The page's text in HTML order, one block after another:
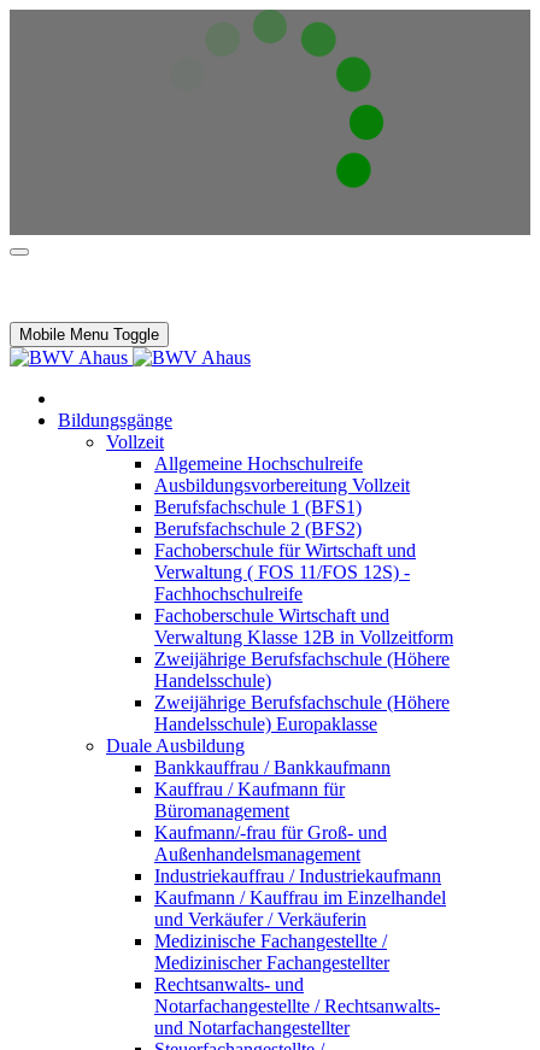
Mobile Menu Toggle
Bildungsgänge
Vollzeit
Allgemeine Hochschulreife
Ausbildungsvorbereitung Vollzeit
Berufsfachschule 1 (BFS1)
Berufsfachschule 2 (BFS2)
Fachoberschule für Wirtschaft und
Verwaltung ( FOS 11/FOS 12S) -
Fachhochschulreife
Fachoberschule Wirtschaft und
Verwaltung Klasse 12B in Vollzeitform
Zweijährige Berufsfachschule (Höhere
Handelsschule)
Zweijährige Berufsfachschule (Höhere
Handelsschule) Europaklasse
Duale Ausbildung
Bankkauffrau / Bankkaufmann
Kauffrau / Kaufmann für
Büromanagement
Kaufmann/-frau für Groß- und
Außenhandelsmanagement
Industriekauffrau / Industriekaufmann
Kaufmann / Kauffrau im Einzelhandel
und Verkäufer / Verkäuferin
Medizinische Fachangestellte /
Medizinischer Fachangestellter
Rechtsanwalts- und
Notarfachangestellte / Rechtsanwalts-
und Notarfachangestellter